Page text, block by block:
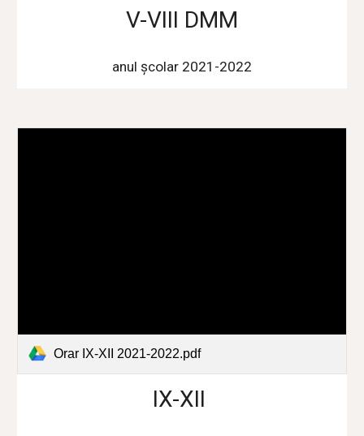
V-VIII DMM
anul școlar 2021-2022
Orar IX-XII 2021-2022.pdf
IX-XII